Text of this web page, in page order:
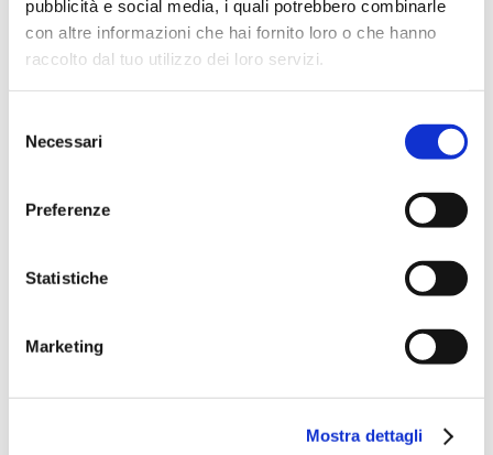
pubblicità e social media, i quali potrebbero combinarle
con altre informazioni che hai fornito loro o che hanno
raccolto dal tuo utilizzo dei loro servizi.
delNecessari
Preferenze
Statistiche
Marketing
Mostra dettagli
mercoledì 11 giugno , con focus sui nuovi approcci in
tema di rating (e le conseguenti implicazioni per i modelli
di business, anche per via dell'applicazione di tecnologie di
sul finanziamento immobiliare a seguito delle nuove
sulla relazione tra rischi geopolitici (e macroeconomici,
sempre più attuali) e risk management.
La partecipazione è gratuita per gli Associati ABI e DIPO.